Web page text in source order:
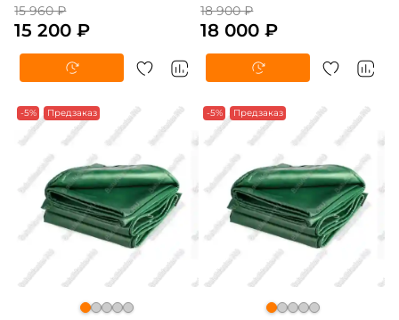
15 960 ₽
15 200 ₽
18 900 ₽
18 000 ₽
-5% Предзаказ -5% Предзаказ